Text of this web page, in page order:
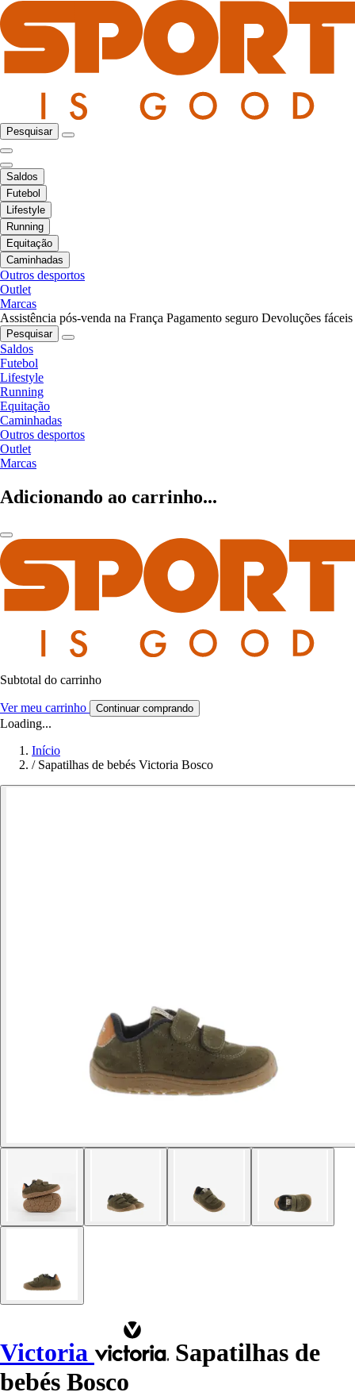
Pesquisar
Saldos
Futebol
Lifestyle
Running
Equitação
Caminhadas
Outros desportos
Outlet
Marcas
Assistência pós-venda na França Pagamento seguro Devoluções fáceis
Pesquisar
Saldos
Futebol
Lifestyle
Running
Equitação
Caminhadas
Outros desportos
Outlet
Marcas
Adicionando ao carrinho...
Subtotal do carrinho
Ver meu carrinho Continuar comprando
Loading...
Início
/ Sapatilhas de bebés Victoria Bosco
Victoria
Sapatilhas de
bebés Bosco